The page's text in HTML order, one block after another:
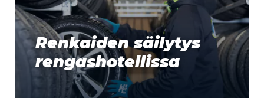
Renkaiden säilytys
rengashotellissa